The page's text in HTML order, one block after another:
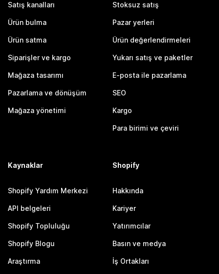
Satış kanalları
Ürün bulma
Ürün satma
Siparişler ve kargo
Mağaza tasarımı
Pazarlama ve dönüşüm
Mağaza yönetimi
Stoksuz satış
Pazar yerleri
Ürün değerlendirmeleri
Yukarı satış ve paketler
E-posta ile pazarlama
SEO
Kargo
Para birimi ve çeviri
Kaynaklar
Shopify Yardım Merkezi
API belgeleri
Shopify Topluluğu
Shopify Blogu
Araştırma
Shopify
Hakkında
Kariyer
Yatırımcılar
Basın ve medya
İş Ortakları